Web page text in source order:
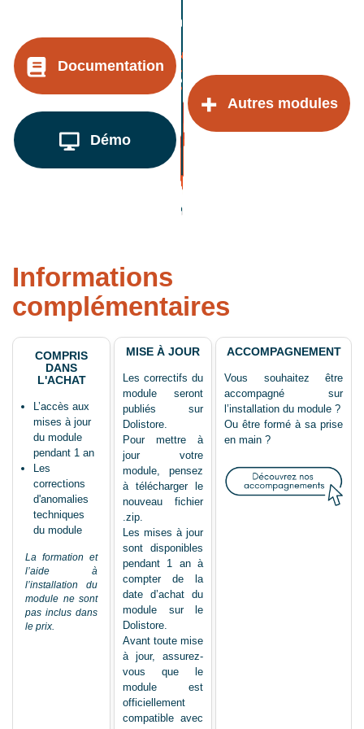
Documentation
Démo
Autres modules
Informations
complémentaires
COMPRIS
DANS
L'ACHAT
L’accès aux
mises à jour
du module
pendant 1 an
Les
corrections
d'anomalies
techniques
du module
La formation et
l’aide à
l’installation du
module ne sont
pas inclus dans
le prix.
MISE À JOUR
Les correctifs du
module seront
publiés sur
Dolistore.
Pour mettre à
jour votre
module, pensez
à télécharger le
nouveau fichier
.zip.
Les mises à jour
sont disponibles
pendant 1 an à
compter de la
date d’achat du
module sur le
Dolistore.
Avant toute mise
à jour, assurez-
vous que le
module est
officiellement
compatible avec
ACCOMPAGNEMENT
Vous souhaitez être
accompagné sur
l’installation du module ?
Ou être formé à sa prise
en main ?